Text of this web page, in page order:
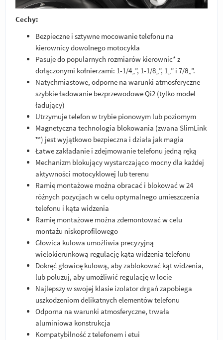
Cechy:
Bezpieczne i sztywne mocowanie telefonu na
kierownicy dowolnego motocykla
Pasuje do popularnych rozmiarów kierownic* z
dołączonymi kołnierzami: 1-1/4„”, 1-1/8„”, 1„” i 7/8„”.
Natychmiastowe, odporne na warunki atmosferyczne
szybkie ładowanie bezprzewodowe Qi2 (tylko model
ładujący)
Utrzymuje telefon w trybie pionowym lub poziomym
Magnetyczna technologia blokowania (zwana SlimLink
™) jest wyjątkowo bezpieczna i działa jak magia
Łatwe zakładanie i zdejmowanie telefonu jedną ręką
Mechanizm blokujący wystarczająco mocny dla każdej
aktywności motocyklowej lub terenu
Ramię montażowe można obracać i blokować w 24
różnych pozycjach w celu optymalnego umieszczenia
telefonu i kąta widzenia
Ramię montażowe można zdemontować w celu
montażu niskoprofilowego
Głowica kulowa umożliwia precyzyjną
wielokierunkową regulację kąta widzenia telefonu
Dokręć głowicę kulową, aby zablokować kąt widzenia,
lub poluzuj, aby umożliwić regulację w locie
Najlepszy w swojej klasie izolator drgań zapobiega
uszkodzeniom delikatnych elementów telefonu
Odporna na warunki atmosferyczne, trwała
aluminiowa konstrukcja
Kompatybilność z telefonem i etui